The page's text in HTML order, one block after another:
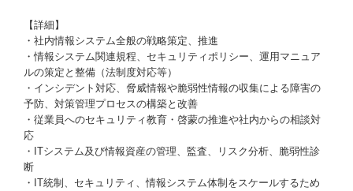
【詳細】
・社内情報システム全般の戦略策定、推進
・情報システム関連規程、セキュリティポリシー、運用マニュア
ルの策定と整備（法制度対応等）
・インシデント対応、脅威情報や脆弱性情報の収集による障害の
予防、対策管理プロセスの構築と改善
・従業員へのセキュリティ教育・啓蒙の推進や社内からの相談対
応
・ITシステム及び情報資産の管理、監査、リスク分析、脆弱性診
断
・IT統制、セキュリティ、情報システム体制をスケールするため